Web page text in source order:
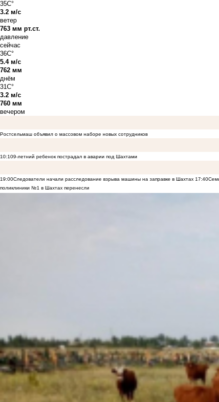
35C°
3.2 м/с
ветер
763 мм рт.ст.
давление
сейчас
36C°
5.4 м/с
762 мм
днём
31C°
3.2 м/с
760 мм
вечером
Ростсельмаш объявил о массовом наборе новых сотрудников
10:109-летний ребенок пострадал в аварии под Шахтами
19:00Следователи начали расследование взрыва машины на заправке в Шахтах 17:40
поликлиники №1 в Шахтах перенесли